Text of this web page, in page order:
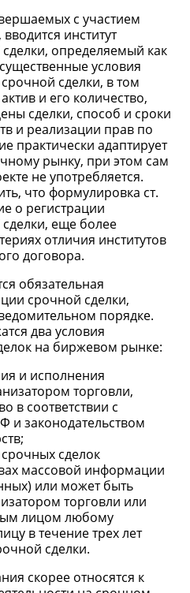
с участием
институт
определяемый как
условия
сделки, в том
и его количество,
сделки, способ и сроки
и реализации прав по
практически адаптирует
рынку, при этом сам
не употребляется.
что формулировка ст.
о регистрации
еще более
отличия институтов
договора.
обязательная
срочной сделки,
порядке.
два условия
на биржевом рынке:
и исполнения
торговли,
в соответствии с
и законодательством
сделок
массовой информации
или может быть
торговли или
лицом любому
в течение трех лет
сделки.
скорее относятся к